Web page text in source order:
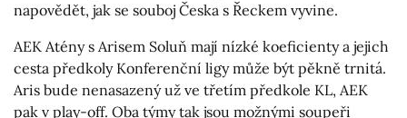
napovědět, jak se souboj Česka s Řeckem vyvine.
AEK Atény s Arisem Soluň mají nízké koeficienty a jejich
cesta předkoly Konferenční ligy může být pěkně trnitá.
Aris bude nenasazený už ve třetím předkole KL, AEK
pak v play-off. Oba týmy tak jsou možnými soupeři